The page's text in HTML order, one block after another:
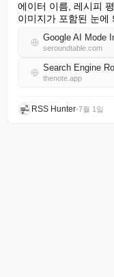
에이터 이름, 레시피
이미지가 포함된 눈에
Google AI Mode
seroundtable.com
Search Engine
thenote.app
RSS Hunter•7월 1일